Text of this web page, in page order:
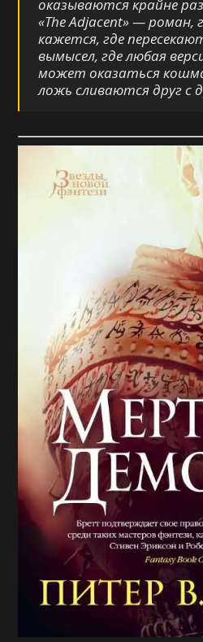
оказываются крайне
«The Adjacent» — роман,
кажется, где
вымысел, где любая
может оказаться
ложь сливаются друг с